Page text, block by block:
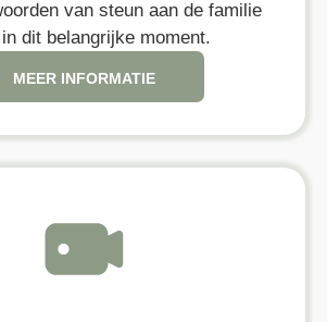
van steun aan de familie
dit belangrijke moment.
MEER INFORMATIE